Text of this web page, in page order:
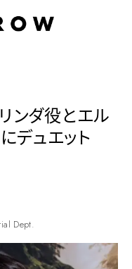
ンダ役とエル
デュエット
Dept.